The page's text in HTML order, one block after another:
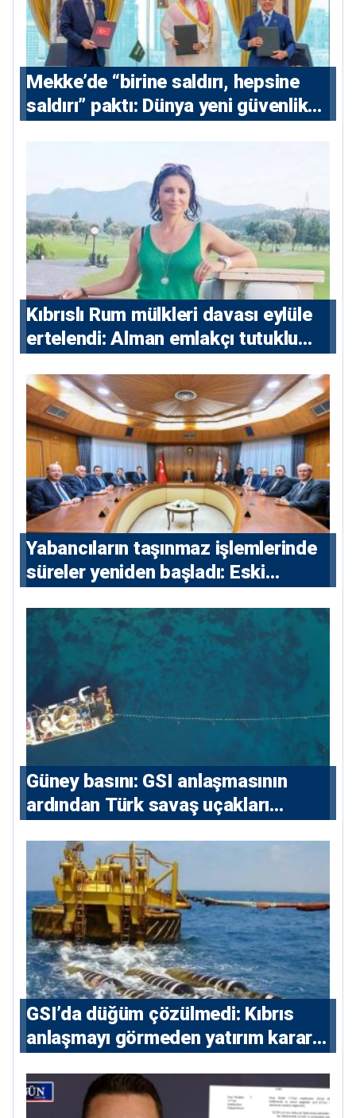
Mekke’de “birine saldırı, hepsine
saldırı” paktı: Dünya yeni güvenlik
Kıbrıslı Rum mülkleri davası eylüle
ertelendi: Alman emlakçı tutuklu
Yabancıların taşınmaz işlemlerinde
süreler yeniden başladı: Eski
konutlara 36 ay
Güney basını: ⁠GSI anlaşmasının
ardından Türk savaş uçakları
GSI’da düğüm çözülmedi: Kıbrıs
anlaşmayı görmeden yatırım kararı